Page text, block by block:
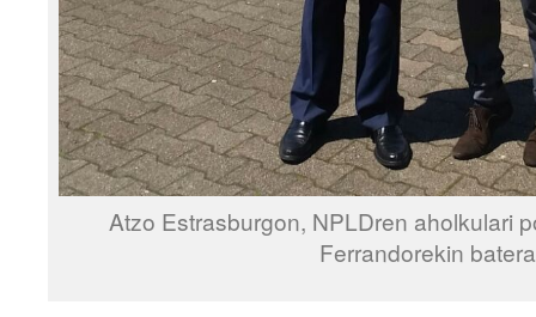
Atzo Estrasburgon, NPLDren aholkulari
Ferrandorekin